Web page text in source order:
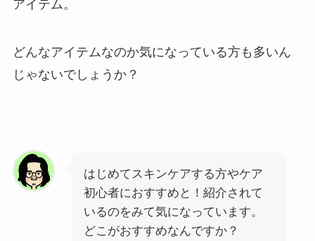
アイテム。
どんなアイテムなのか気になっている方も多いん
じゃないでしょうか？
はじめてスキンケアする方やケア
初心者におすすめと！紹介されて
いるのをみて気になっています。
どこがおすすめなんですか？